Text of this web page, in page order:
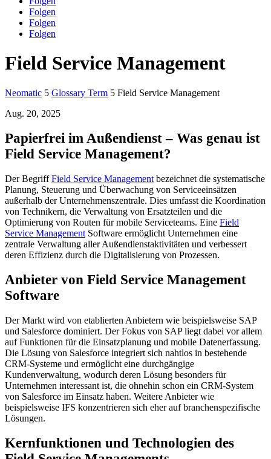
Folgen
Folgen
Folgen
Field Service Management
Neomatic 5 Glossary Term 5 Field Service Management
Aug. 20, 2025
Papierfrei im Außendienst – Was genau ist
Field Service Management?
Der BegriffField Service Management bezeichnet die systematische
Planung, Steuerung und Überwachung von Serviceeinsätzen
außerhalb der Unternehmenszentrale. Dies umfasst die Koordination
von Technikern, die Verwaltung von Ersatzteilen und die
Optimierung von Routen für mobile Serviceteams. Eine Field
Service Management Software ermöglicht Unternehmen eine
zentrale Verwaltung aller Außendienstaktivitäten und verbessert
deren Effizienz durch die Digitalisierung von Prozessen.
Anbieter von Field Service Management
Software
Der Markt wird von etablierten Anbietern wie beispielsweise SAP
und Salesforce dominiert. Der Fokus von SAP liegt dabei vor allem
auf Funktionen für die Einsatzplanung und mobile Datenerfassung.
Die Lösung von Salesforce integriert sich nahtlos in bestehende
CRM-Systeme und ermöglicht eine durchgängige
Kundenverwaltung, wodurch deren Lösung besonders für
Unternehmen interessant ist, die ohnehin schon ein CRM-System
von Salesforce im Einsatz haben. Weitere Anbieter wie
beispielsweise IFS konzentrieren sich eher auf branchenspezifische
Lösungen.
Kernfunktionen und Technologien des